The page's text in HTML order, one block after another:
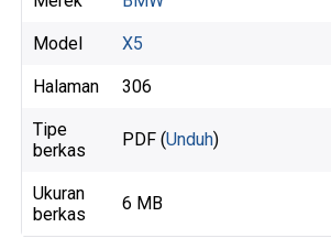
Model X5
Halaman 306
Tipe
berkas
PDF (Unduh)
Ukuran
berkas
6 MB